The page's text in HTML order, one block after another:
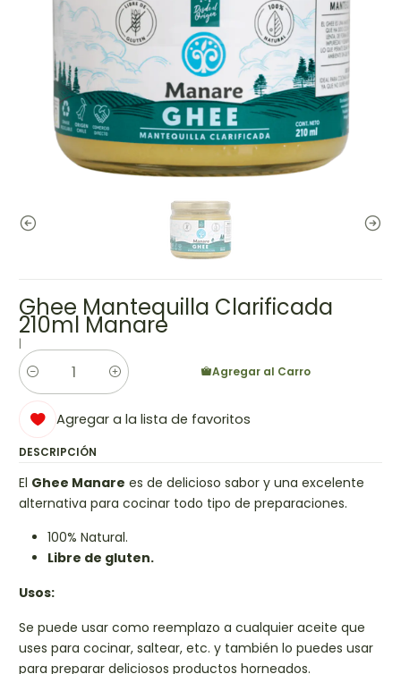
Ghee Mantequilla Clarificada
210ml Manare
|
Cantidad
Agregar al Carro
Agregar a la lista de favoritos
DESCRIPCIÓN
El Ghee Manare es de delicioso sabor y una excelente
alternativa para cocinar todo tipo de preparaciones.
100% Natural.
Libre de gluten.
Usos:
Se puede usar como reemplazo a cualquier aceite que
uses para cocinar, saltear, etc. y también lo puedes usar
para preparar deliciosos productos horneados.